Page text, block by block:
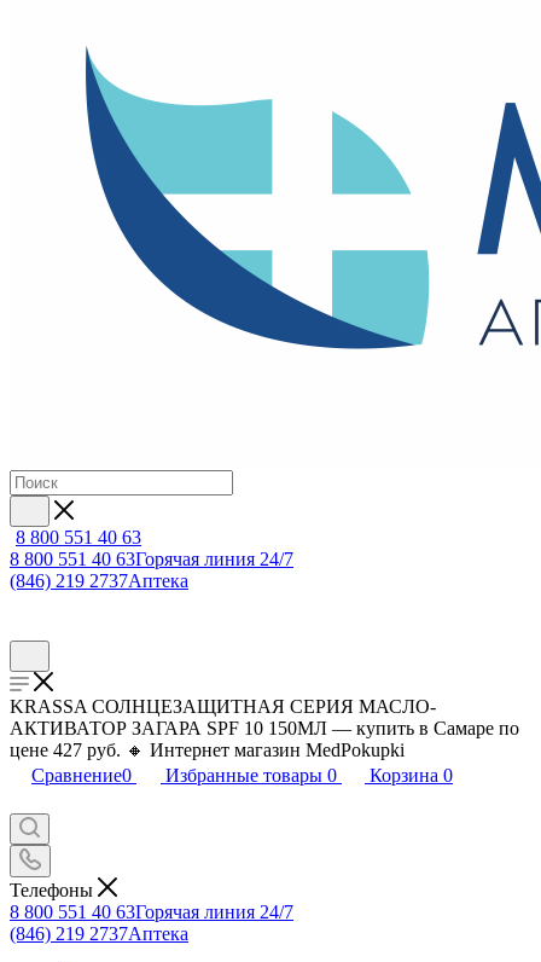
8 800 551 40 63
8 800 551 40 63Горячая линия 24/7
(846) 219 2737Аптека
KRASSA СОЛНЦЕЗАЩИТНАЯ СЕРИЯ МАСЛО-
АКТИВАТОР ЗАГАРА SPF 10 150МЛ — купить в Самаре по
цене 427 руб. 🔸 Интернет магазин MedPokupki
Сравнение0 Избранные товары 0 Корзина 0
Телефоны
8 800 551 40 63Горячая линия 24/7
(846) 219 2737Аптека